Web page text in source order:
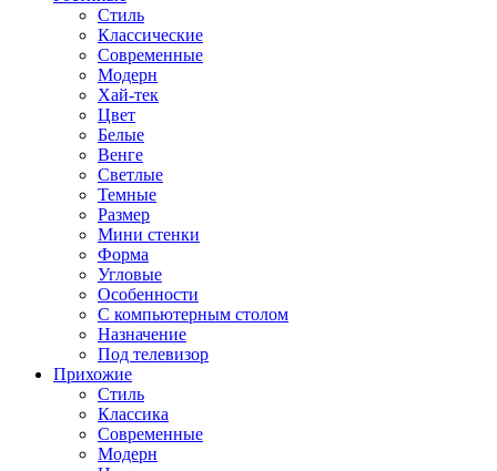
Стиль
Классические
Современные
Модерн
Хай-тек
Цвет
Белые
Венге
Светлые
Темные
Размер
Мини стенки
Форма
Угловые
Особенности
С компьютерным столом
Назначение
Под телевизор
Прихожие
Стиль
Классика
Современные
Модерн